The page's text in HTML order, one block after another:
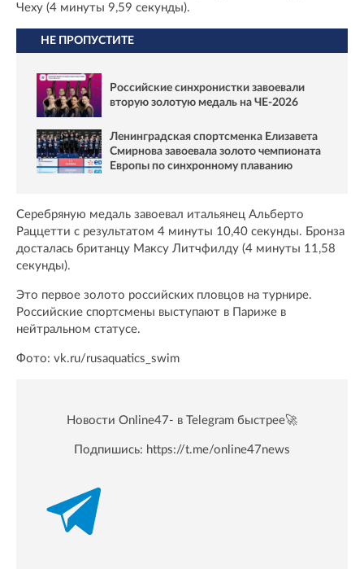
Чеху (4 минуты 9,59 секунды).
НЕ ПРОПУСТИТЕ
Российские синхронистки завоевали
вторую золотую медаль на ЧЕ-2026
Ленинградская спортсменка Елизавета
Смирнова завоевала золото чемпионата
Европы по синхронному плаванию
Серебряную медаль завоевал итальянец Альберто
Раццетти с результатом 4 минуты 10,40 секунды. Бронза
досталась британцу Максу Литчфилду (4 минуты 11,58
секунды).
Это первое золото российских пловцов на турнире.
Российские спортсмены выступают в Париже в
нейтральном статусе.
Фото: vk.ru/rusaquatics_swim
Новости Online47- в Telegram быстрее🚀
Подпишись: https://t.me/online47news